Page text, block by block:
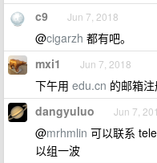
c9 Jun 7, 2018
@cigarzh 都有吧。
mxi1 Jun 7, 2018
下午用 edu.cn 的邮箱注
dangyuluo Jun 7,
@mrhmlin 可以联系
以组一波